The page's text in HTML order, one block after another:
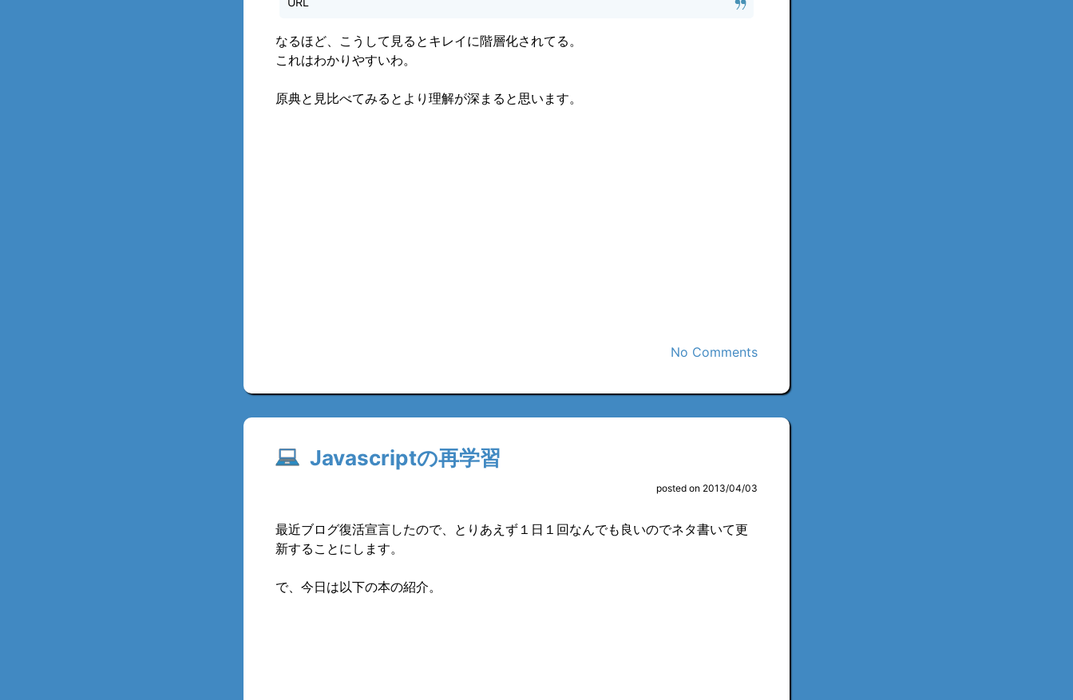
なるほど、こうして見るとキレイに階層化されてる。
これはわかりやすいわ。
原典と見比べてみるとより理解が深まると思います。
No Comments
Javascriptの再学習
posted on 2013/04/03
最近ブログ復活宣言したので、とりあえず１日１回なんでも良いのでネタ書いて更
新することにします。
で、今日は以下の本の紹介。